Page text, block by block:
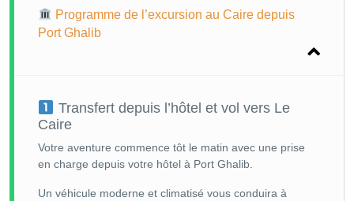
Programme de l’excursion au Caire depuis
Port Ghalib
Transfert depuis l’hôtel et vol vers Le
Caire
Votre aventure commence tôt le matin avec une prise
en charge depuis votre hôtel à Port Ghalib.
Un véhicule moderne et climatisé vous conduira à